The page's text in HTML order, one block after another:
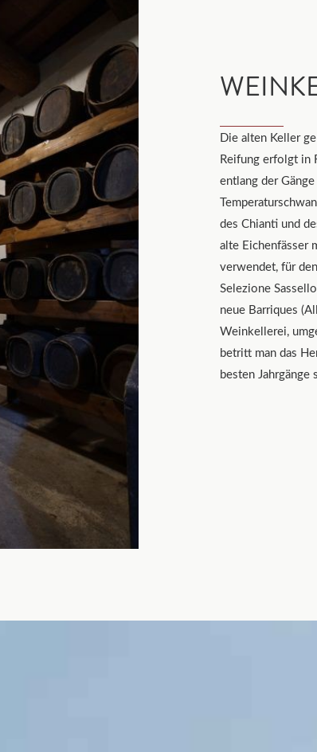
Die alten Keller
Reifung erfolgt in
entlang der
des Chianti und
alte Eichenfässer
verwendet, für
Selezione
neue Barriques
Weinkellerei,
betritt man das
besten